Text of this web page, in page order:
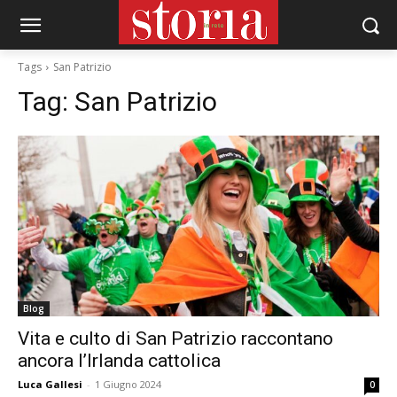
Tags San Patrizio
Tag: San Patrizio
Blog
Vita e culto di San Patrizio raccontano
ancora l’Irlanda cattolica
Luca Gallesi - 1 Giugno 2024 0